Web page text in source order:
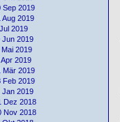
Sep 2019
Aug 2019
2019
Jun 2019
2019
2019
Mär 2019
Feb 2019
Jan 2019
Dez 2018
Nov 2018